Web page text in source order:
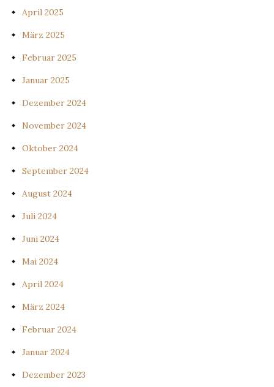
April 2025
März 2025
Februar 2025
Januar 2025
Dezember 2024
November 2024
Oktober 2024
September 2024
August 2024
Juli 2024
Juni 2024
Mai 2024
April 2024
März 2024
Februar 2024
Januar 2024
Dezember 2023